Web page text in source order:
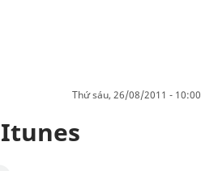
thứ sáu, 26/08/2011 - 10:00